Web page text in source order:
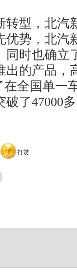
转型，北汽
优势，北汽
同时也确立
出的产品，
在全国单一
了47000
打赏